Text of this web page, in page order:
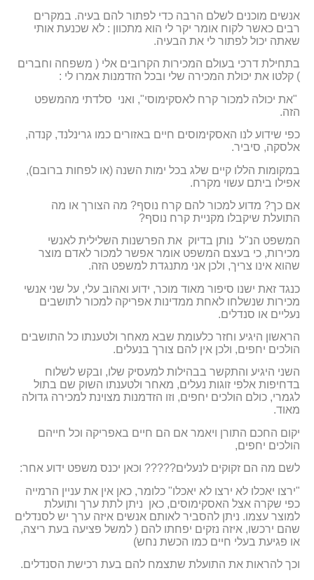
אנשים מוכנים לשלם הרבה כדי לפתור להם בעיה. במקרים
רבים כאשר לקוח אומר יקר לי הוא מתכוון : לא שכנעת אותי
שאתה יכול לפתור לי את הבעיה.
בתחילת דרכי בעולם המכירות הקרובים אלי ( משפחה וחברים
) קלטו את יכולת המכירה שלי ובכל הזדמנות אמרו לי :
"את יכולה למכור קרח לאסקימוסי", ואני סלדתי מהמשפט
הזה.
כפי שידוע לנו האסקימוסים חיים באזורים כמו גרינלנד, קנדה,
אלסקה, סיביר.
במקומות הללו קיים שלג בכל ימות השנה (או לפחות ברובם),
אפילו ביתם עשוי מקרח.
אם כך? מדוע למכור להם קרח נוסף? מה הצורך או מה
התועלת שיקבלו מקניית קרח נוסף?
המשפט הנ"ל נותן בדיוק את הפרשנות השלילית לאנשי
מכירות, כי בעצם המשפט אומר אפשר למכור לאדם מוצר
שהוא אינו צריך, ולכן אני מתנגדת למשפט הזה.
כנגד זאת ישנו סיפור מאוד מוכר, ידוע ואהוב עלי, על שני אנשי
מכירות שנשלחו לאחת ממדינות אפריקה למכור לתושבים
נעליים או סנדלים.
הראשון היגיע וחזר כלעומת שבא מאחר ולטענתו כל התושבים
הולכים יחפים, ולכן אין להם צורך בנעלים.
השני היגיע והתקשר בבהילות למעסיק שלו, ובקש לשלוח
בדחיפות אלפי זוגות נעלים, מאחר ולטענתו השוק שם בתול
לגמרי, כולם הולכים יחפים, וזו הזדמנות מצוינת למכירה גדולה
מאוד.
יקום החכם התורן ויאמר אם הם חיים באפריקה וכל חייהם
הולכים יחפים,
לשם מה הם זקוקים לנעלים????? וכאן יכנס משפט ידוע אחר:
"ירצו יאכלו לא ירצו לא יאכלו" כלומר, כאן אין את עניין הרמייה
כפי שקרה אצל האסקימוסים, כאן ניתן לתת ערך ותועלת
למוצר עצמו. ניתן להסביר לאותם אנשים איזה ערך יש לסנדלים
שהם ירכשו, איזה נזקים יפחתו להם ( למשל פציעה בעת ריצה,
או פגיעת בעלי חיים כמו הכשת נחש)
וכך להראות את התועלת שתצמח להם בעת רכישת הסנדלים.